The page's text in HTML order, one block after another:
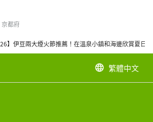
京都府
】伊豆兩大煙火節推薦！在溫泉小鎮和海邊欣賞夏日
language 繁體中文